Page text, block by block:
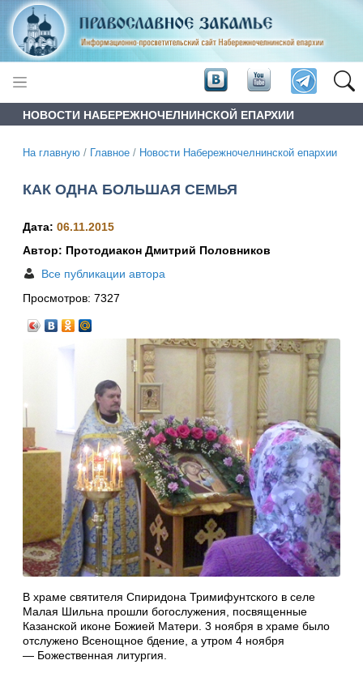
НОВОСТИ НАБЕРЕЖНОЧЕЛНИНСКОЙ ЕПАРХИИ
На главную / Главное / Новости Набережночелнинской епархии
КАК ОДНА БОЛЬШАЯ СЕМЬЯ
Дата: 06.11.2015
Автор: Протодиакон Дмитрий Половников
Все публикации автора
Просмотров: 7327
В храме святителя Спиридона Тримифунтского в селе
Малая Шильна прошли богослужения, посвященные
Казанской иконе Божией Матери. 3 ноября в храме было
отслужено Всенощное бдение, а утром 4 ноября
— Божественная литургия.